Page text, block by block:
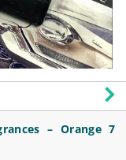
– Orange 7